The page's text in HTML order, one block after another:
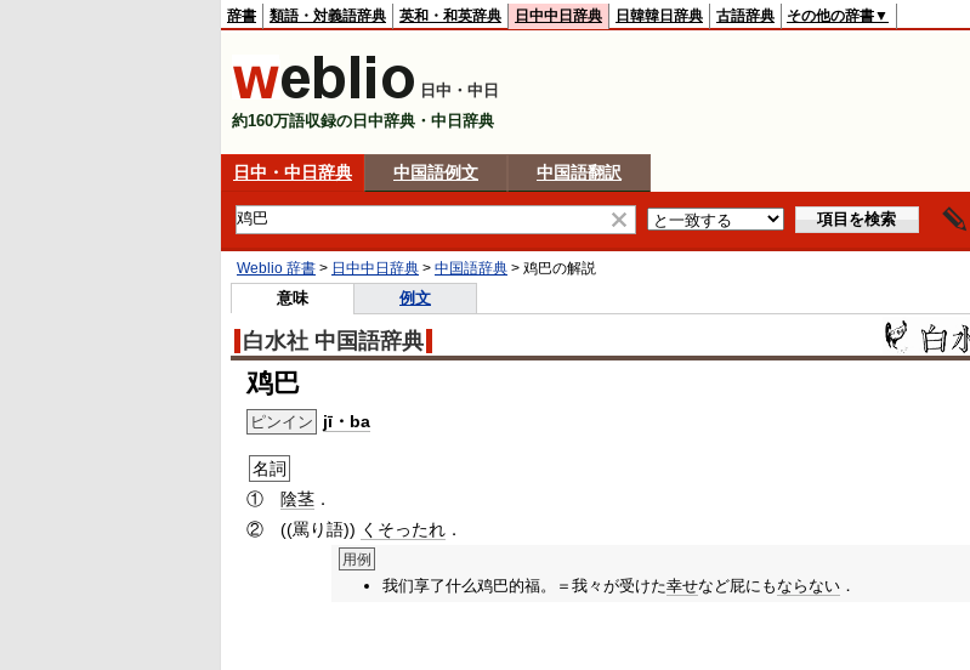
辞書 類語・対義語辞典 英和・和英辞典 日中中日辞典 日韓韓日辞典 古語辞典 その他の辞書▼
日中・中日
約160万語収録の日中辞典・中日辞典
日中・中日辞典 中国語例文 中国語翻訳
Weblio 辞書 > 日中中日辞典 > 中国語辞典 > 鸡巴の解説
意味 例文
白水社 中国語辞典
鸡巴
ピンイン jī・ba
名詞
①
陰茎 ．
②
((罵り語)) くそったれ ．
用例
我们享了什么鸡巴的福。＝我々が受けた幸せなど屁にもならない ．